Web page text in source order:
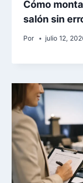
Cómo
salón sin
Por julio 12,